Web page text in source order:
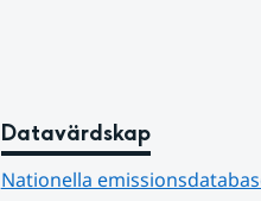
Datavärdskap
Nationella